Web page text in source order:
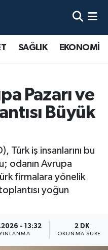
SAĞLIK EKONOMİ
Pazarı ve
Büyük
Türk iş insanlarını bu
odanın Avrupa
firmalara yönelik
yoğun
- 13:32 2 DK
OKUNMA SÜRESI
Fikstür